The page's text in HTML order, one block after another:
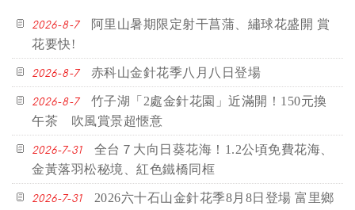
2026-8-7
阿里山暑期限定射干菖蒲、繡球花盛開 賞
花要快!
2026-8-7 赤科山金針花季八月八日登場
2026-8-7
竹子湖「2處金針花園」近滿開！150元換
午茶 吹風賞景超愜意
2026-7-31
全台７大向日葵花海！1.2公頃免費花海、
金黃落羽松秘境、紅色鐵橋同框
2026-7-31
2026六十石山金針花季8月8日登場 富里鄉